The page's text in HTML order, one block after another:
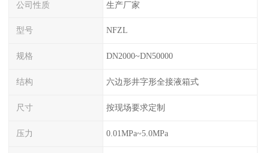
公司性质 生产厂家
型号 NFZL
规格 DN2000~DN50000
结构 六边形井字形全接液箱式
尺寸 按现场要求定制
压力 0.01MPa~5.0MPa